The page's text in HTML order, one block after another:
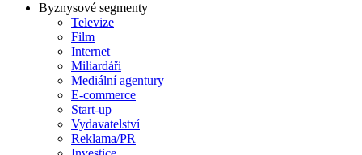
Byznysové segmenty
Televize
Film
Internet
Miliardáři
Mediální agentury
E-commerce
Start-up
Vydavatelství
Reklama/PR